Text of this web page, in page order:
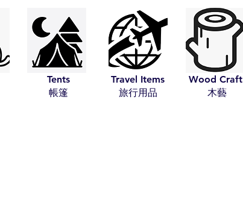
Tents
​帳篷
Travel Items
​旅行用品
Wood Craft
​木藝